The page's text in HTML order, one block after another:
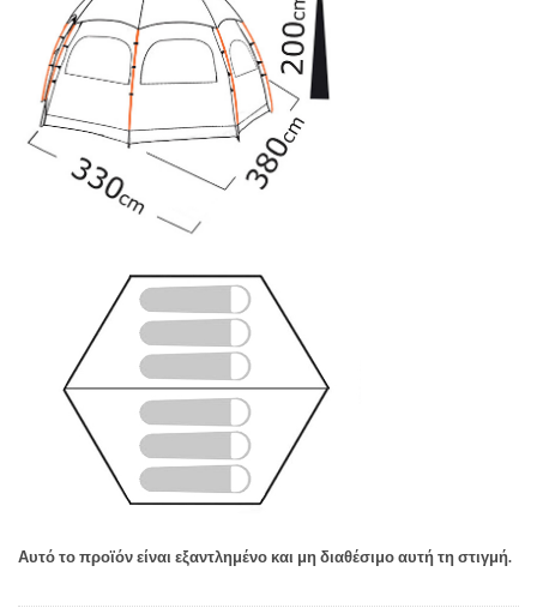
Αυτό το προϊόν είναι εξαντλημένο και μη διαθέσιμο αυτή τη στιγμή.